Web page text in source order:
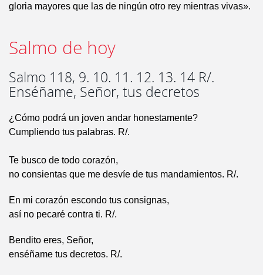
gloria mayores que las de ningún otro rey mientras vivas».
Salmo de hoy
Salmo 118, 9. 10. 11. 12. 13. 14 R/.
Enséñame, Señor, tus decretos
¿Cómo podrá un joven andar honestamente?
Cumpliendo tus palabras. R/.
Te busco de todo corazón,
no consientas que me desvíe de tus mandamientos. R/.
En mi corazón escondo tus consignas,
así no pecaré contra ti. R/.
Bendito eres, Señor,
enséñame tus decretos. R/.